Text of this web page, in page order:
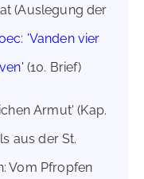
(Auslegung der
: 'Vanden vier
(10. Brief)
Armut' (Kap.
aus der St.
Vom Pfropfen